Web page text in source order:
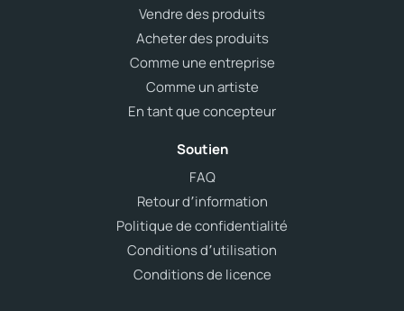
Vendre des produits
Acheter des produits
Comme une entreprise
Comme un artiste
En tant que concepteur
Soutien
FAQ
Retour d՚information
Politique de confidentialité
Conditions d՚utilisation
Conditions de licence